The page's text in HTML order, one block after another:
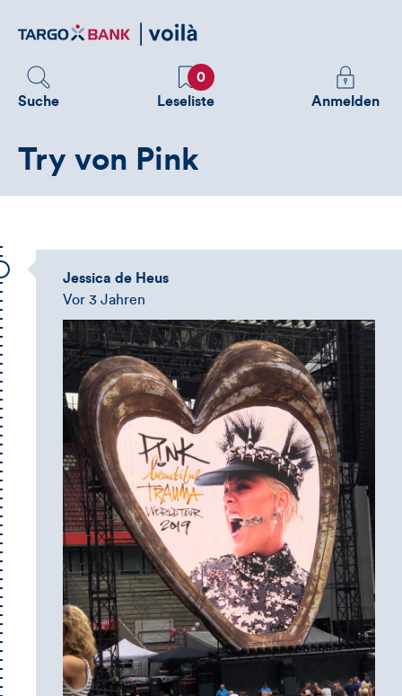
zum
Suche
Favoriten
0
Leseliste
Melden
Sie
Anmelden
Try von Pink
Jessica de Heus
Vor 3 Jahren